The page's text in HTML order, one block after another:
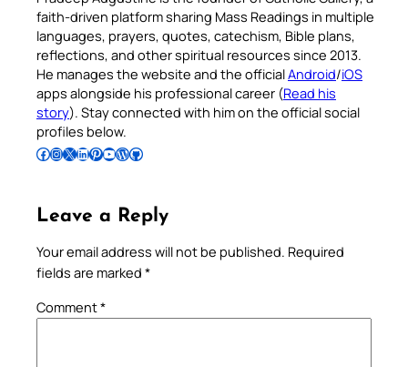
faith-driven platform sharing Mass Readings in multiple
languages, prayers, quotes, catechism, Bible plans,
reflections, and other spiritual resources since 2013.
He manages the website and the officialAndroid/iOS
apps alongside his professional career (Read his
story). Stay connected with him on the official social
profiles below.
Follow Pradeep on Facebook Follow Pradeep on InstagramFollow Pradeep on X Follow Pradeep on LinkedIn Follow Pradeep on Pinterest Subscribe to Pradeep’s Youtube Channel Follow Pradeep on WordPress Follow Pradeep on GitHub
Leave a Reply
Your email address will not be published. Required
fields are marked *
Comment*